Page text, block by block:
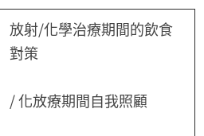
放射/化學治療期間的飲食
對策
/ 化放療期間自我照顧